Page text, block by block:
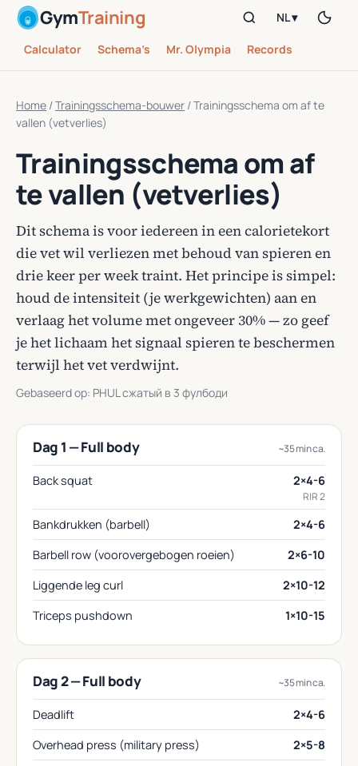
GymTraining
Calculator Schema’s Mr. Olympia Records
NL ▾
Home /Trainingsschema-bouwer /Trainingsschema om af te
vallen (vetverlies)
Trainingsschema om af
te vallen (vetverlies)
Dit schema is voor iedereen in een calorietekort
die vet wil verliezen met behoud van spieren en
drie keer per week traint. Het principe is simpel:
houd de intensiteit (je werkgewichten) aan en
verlaag het volume met ongeveer 30% — zo geef
je het lichaam het signaal spieren te beschermen
terwijl het vet verdwijnt.
Gebaseerd op: PHUL сжатый в 3 фулбоди
Dag 1 — Full body ~35 min ca.
Back squat 2×4-6
RIR 2
Bankdrukken (barbell)
2×4-6
Barbell row (voorovergebogen roeien)
2×6-10
Liggende leg curl
2×10-12
Triceps pushdown
1×10-15
Dag 2 — Full body ~35 min ca.
Deadlift
2×4-6
Overhead press (military press)
2×5-8